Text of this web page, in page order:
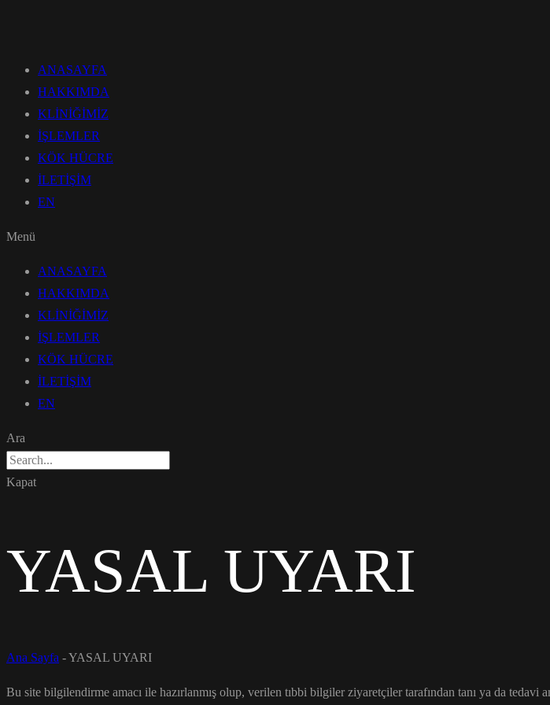
ANASAYFA
HAKKIMDA
KLİNİĞİMİZ
İŞLEMLER
KÖK HÜCRE
İLETİŞİM
EN
Menü
ANASAYFA
HAKKIMDA
KLİNİĞİMİZ
İŞLEMLER
KÖK HÜCRE
İLETİŞİM
EN
Ara
Kapat
YASAL UYARI
Ana Sayfa -YASAL UYARI
Bu site bilgilendirme amacı ile hazırlanmış olup, verilen tıbbi bilgiler ziyaretçiler tarafından tanı ya da tedavi